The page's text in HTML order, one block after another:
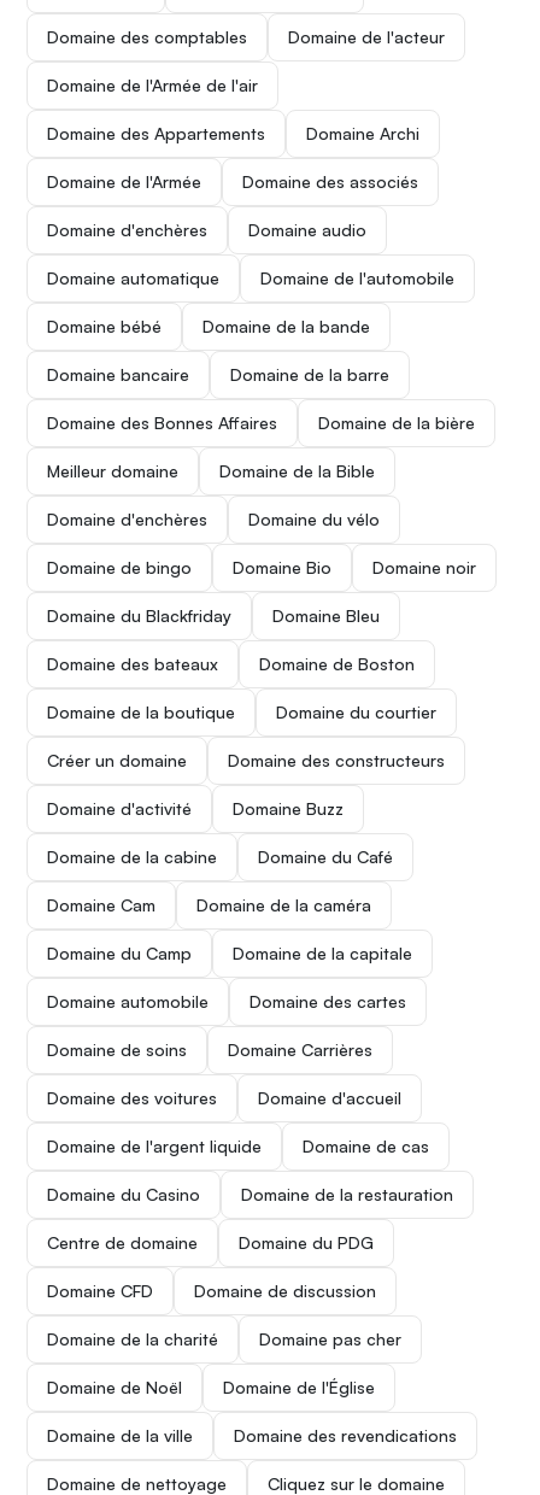
Domaine des comptables Domaine de l'acteur
Domaine de l'Armée de l'air
Domaine des Appartements Domaine Archi
Domaine de l'Armée Domaine des associés
Domaine d'enchères Domaine audio
Domaine automatique Domaine de l'automobile
Domaine bébé Domaine de la bande
Domaine bancaire Domaine de la barre
Domaine des Bonnes Affaires Domaine de la bière
Meilleur domaine Domaine de la Bible
Domaine d'enchères Domaine du vélo
Domaine de bingo Domaine Bio Domaine noir
Domaine du Blackfriday Domaine Bleu
Domaine des bateaux Domaine de Boston
Domaine de la boutique Domaine du courtier
Créer un domaine Domaine des constructeurs
Domaine d'activité Domaine Buzz
Domaine de la cabine Domaine du Café
Domaine Cam Domaine de la caméra
Domaine du Camp Domaine de la capitale
Domaine automobile Domaine des cartes
Domaine de soins Domaine Carrières
Domaine des voitures Domaine d'accueil
Domaine de l'argent liquide Domaine de cas
Domaine du Casino Domaine de la restauration
Centre de domaine Domaine du PDG
Domaine CFD Domaine de discussion
Domaine de la charité Domaine pas cher
Domaine de Noël Domaine de l'Église
Domaine de la ville Domaine des revendications
Domaine de nettoyage Cliquez sur le domaine